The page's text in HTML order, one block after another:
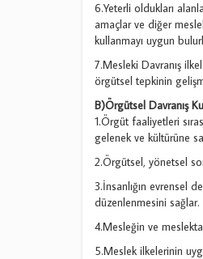
6.Yeterli oldukları
amaçlar ve diğer
kullanmayı uygun
7.Mesleki Davranış
örgütsel tepkinin
B)Örgütsel Davranış
1.Örgüt faaliyetleri
gelenek ve kültürüne
2.Örgütsel, yönetsel
3.İnsanlığın evrensel
düzenlenmesini sağlar.
4.Mesleğin ve
5.Meslek ilkelerinin